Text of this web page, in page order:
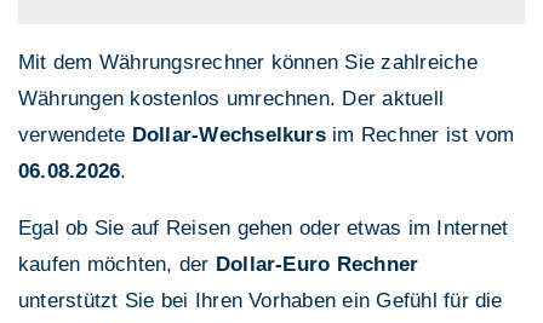
Mit dem Währungsrechner können Sie zahlreiche
Währungen kostenlos umrechnen. Der aktuell
verwendete Dollar-Wechselkursim Rechner ist vom
06.08.2026.
Egal ob Sie auf Reisen gehen oder etwas im Internet
kaufen möchten, der Dollar-Euro Rechner
unterstützt Sie bei Ihren Vorhaben ein Gefühl für die